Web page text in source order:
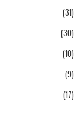
(31)
(30)
(10)
(9)
(17)